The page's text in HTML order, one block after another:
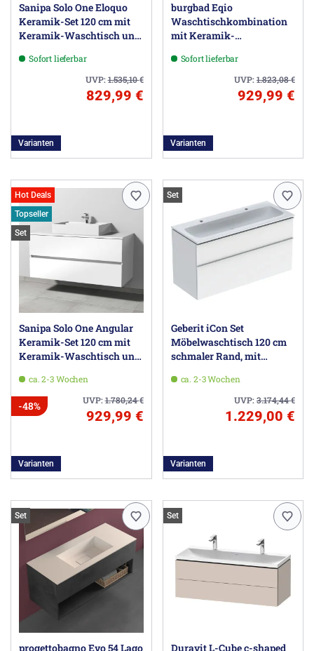
Sanipa Solo One Eloquo
Keramik-Set 120 cm mit
Keramik-Waschtisch und
Auszügen
Sofort lieferbar
UVP:1.535,10€
829,99 €
Varianten
burgbad Eqio
Waschtischkombination
mit Keramik-
rechts, mit Stangengriff
Sofort lieferbar
UVP:1.823,08€
929,99 €
Varianten
Hot Deals
Topseller
Set
Sanipa Solo One Angular
Keramik-Set 120 cm mit
Keramik-Waschtisch und
Auszügen
ca. 2-3 Wochen
UVP:1.780,24€
-48%
929,99 €
Varianten
Set
Geberit iCon Set
Möbelwaschtisch 120 cm
schmaler Rand, mit
Schubladen und
Waschbeckenanschluss
ca. 2-3 Wochen
UVP:3.174,44€
1.229,00 €
Varianten
Set
progettobagno Evo 54 Lago
Set
Duravit L-Cube c-shaped